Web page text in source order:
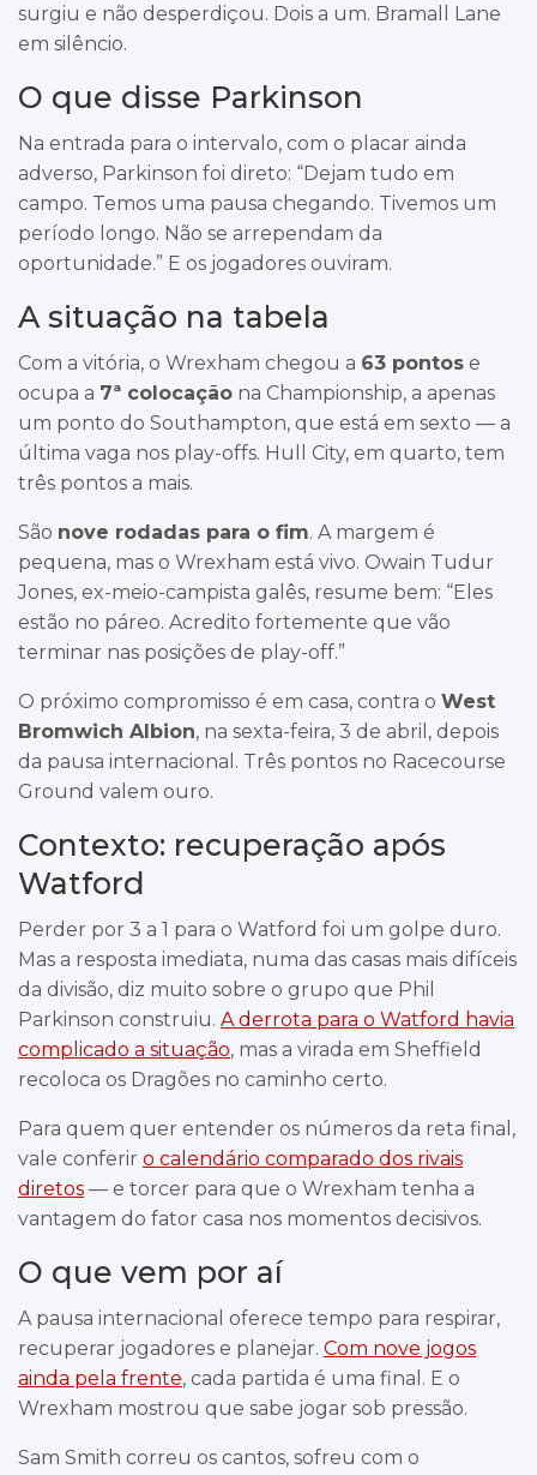
surgiu e não desperdiçou. Dois a um. Bramall Lane
em silêncio.
O que disse Parkinson
Na entrada para o intervalo, com o placar ainda
adverso, Parkinson foi direto: “Dejam tudo em
campo. Temos uma pausa chegando. Tivemos um
período longo. Não se arrependam da
oportunidade.” E os jogadores ouviram.
A situação na tabela
Com a vitória, o Wrexham chegou a 63 pontos e
ocupa a 7ª colocação na Championship, a apenas
um ponto do Southampton, que está em sexto — a
última vaga nos play-offs. Hull City, em quarto, tem
três pontos a mais.
São nove rodadas para o fim. A margem é
pequena, mas o Wrexham está vivo. Owain Tudur
Jones, ex-meio-campista galês, resume bem: “Eles
estão no páreo. Acredito fortemente que vão
terminar nas posições de play-off.”
O próximo compromisso é em casa, contra o West
Bromwich Albion, na sexta-feira, 3 de abril, depois
da pausa internacional. Três pontos no Racecourse
Ground valem ouro.
Contexto: recuperação após
Watford
Perder por 3 a 1 para o Watford foi um golpe duro.
Mas a resposta imediata, numa das casas mais difíceis
da divisão, diz muito sobre o grupo que Phil
Parkinson construiu. A derrota para o Watford havia
complicado a situação, mas a virada em Sheffield
recoloca os Dragões no caminho certo.
Para quem quer entender os números da reta final,
vale conferir o calendário comparado dos rivais
diretos — e torcer para que o Wrexham tenha a
vantagem do fator casa nos momentos decisivos.
O que vem por aí
A pausa internacional oferece tempo para respirar,
recuperar jogadores e planejar. Com nove jogos
ainda pela frente, cada partida é uma final. E o
Wrexham mostrou que sabe jogar sob pressão.
Sam Smith correu os cantos, sofreu com o